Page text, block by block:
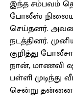
இந்த சம்பவம்
போலீஸ் நிலைய
செய்தனர்.
நடத்தினர்.
குறித்து
நான், மாணவி
பள்ளி முடிந்து
சென்று தன்னை